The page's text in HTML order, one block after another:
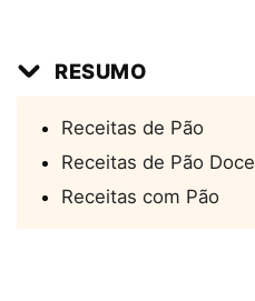
RESUMO
Receitas de Pão
Receitas de Pão Doce
Receitas com Pão